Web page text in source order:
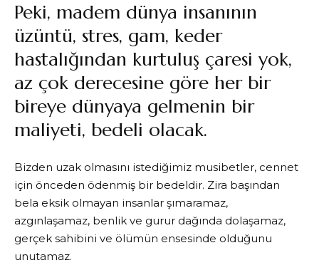
Peki, madem dünya insanının
üzüntü, stres, gam, keder
hastalığından kurtuluş çaresi yok,
az çok derecesine göre her bir
bireye dünyaya gelmenin bir
maliyeti, bedeli olacak.
Bizden uzak olmasını istediğimiz musibetler, cennet
için önceden ödenmiş bir bedeldir. Zira başından
bela eksik olmayan insanlar şımaramaz,
azgınlaşamaz, benlik ve gurur dağında dolaşamaz,
gerçek sahibini ve ölümün ensesinde olduğunu
unutamaz.